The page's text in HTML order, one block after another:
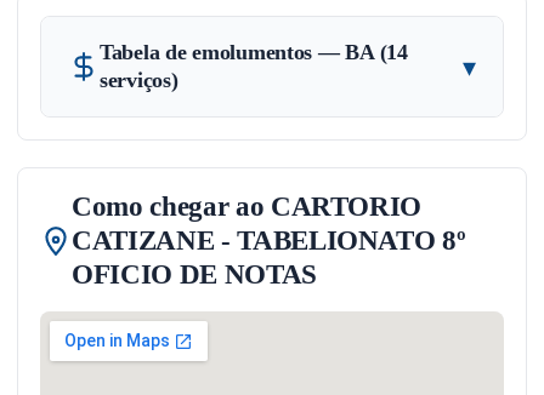
Tabela de emolumentos — BA (14
serviços)
▾
Como chegar ao CARTORIO
CATIZANE - TABELIONATO 8º
OFICIO DE NOTAS